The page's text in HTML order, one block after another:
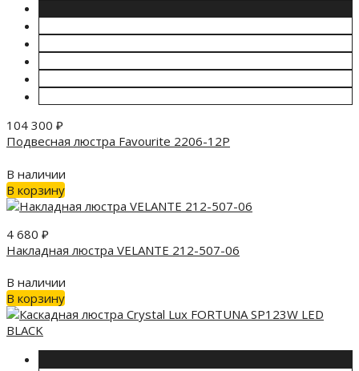
104 300 ₽
Подвесная люстра Favourite 2206-12P
В наличии
В корзину
4 680 ₽
Накладная люстра VELANTE 212-507-06
В наличии
В корзину